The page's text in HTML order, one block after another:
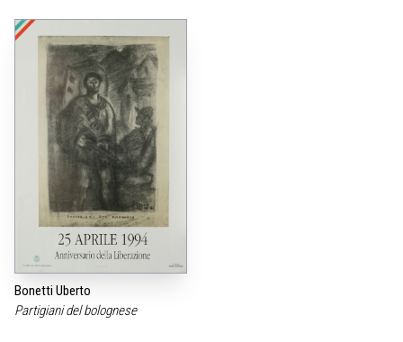
Bonetti Uberto
Partigiani del bolognese